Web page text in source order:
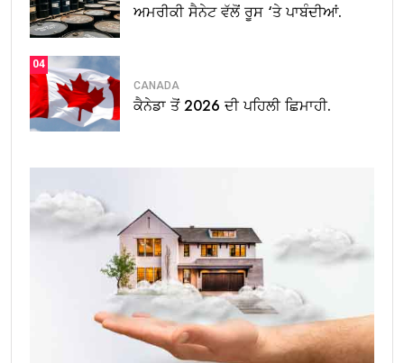
ਅਮਰੀਕੀ ਸੈਨੇਟ ਵੱਲੋਂ ਰੂਸ ‘ਤੇ ਪਾਬੰਦੀਆਂ.
04
CANADA
ਕੈਨੇਡਾ ਤੋਂ 2026 ਦੀ ਪਹਿਲੀ ਛਿਮਾਹੀ.